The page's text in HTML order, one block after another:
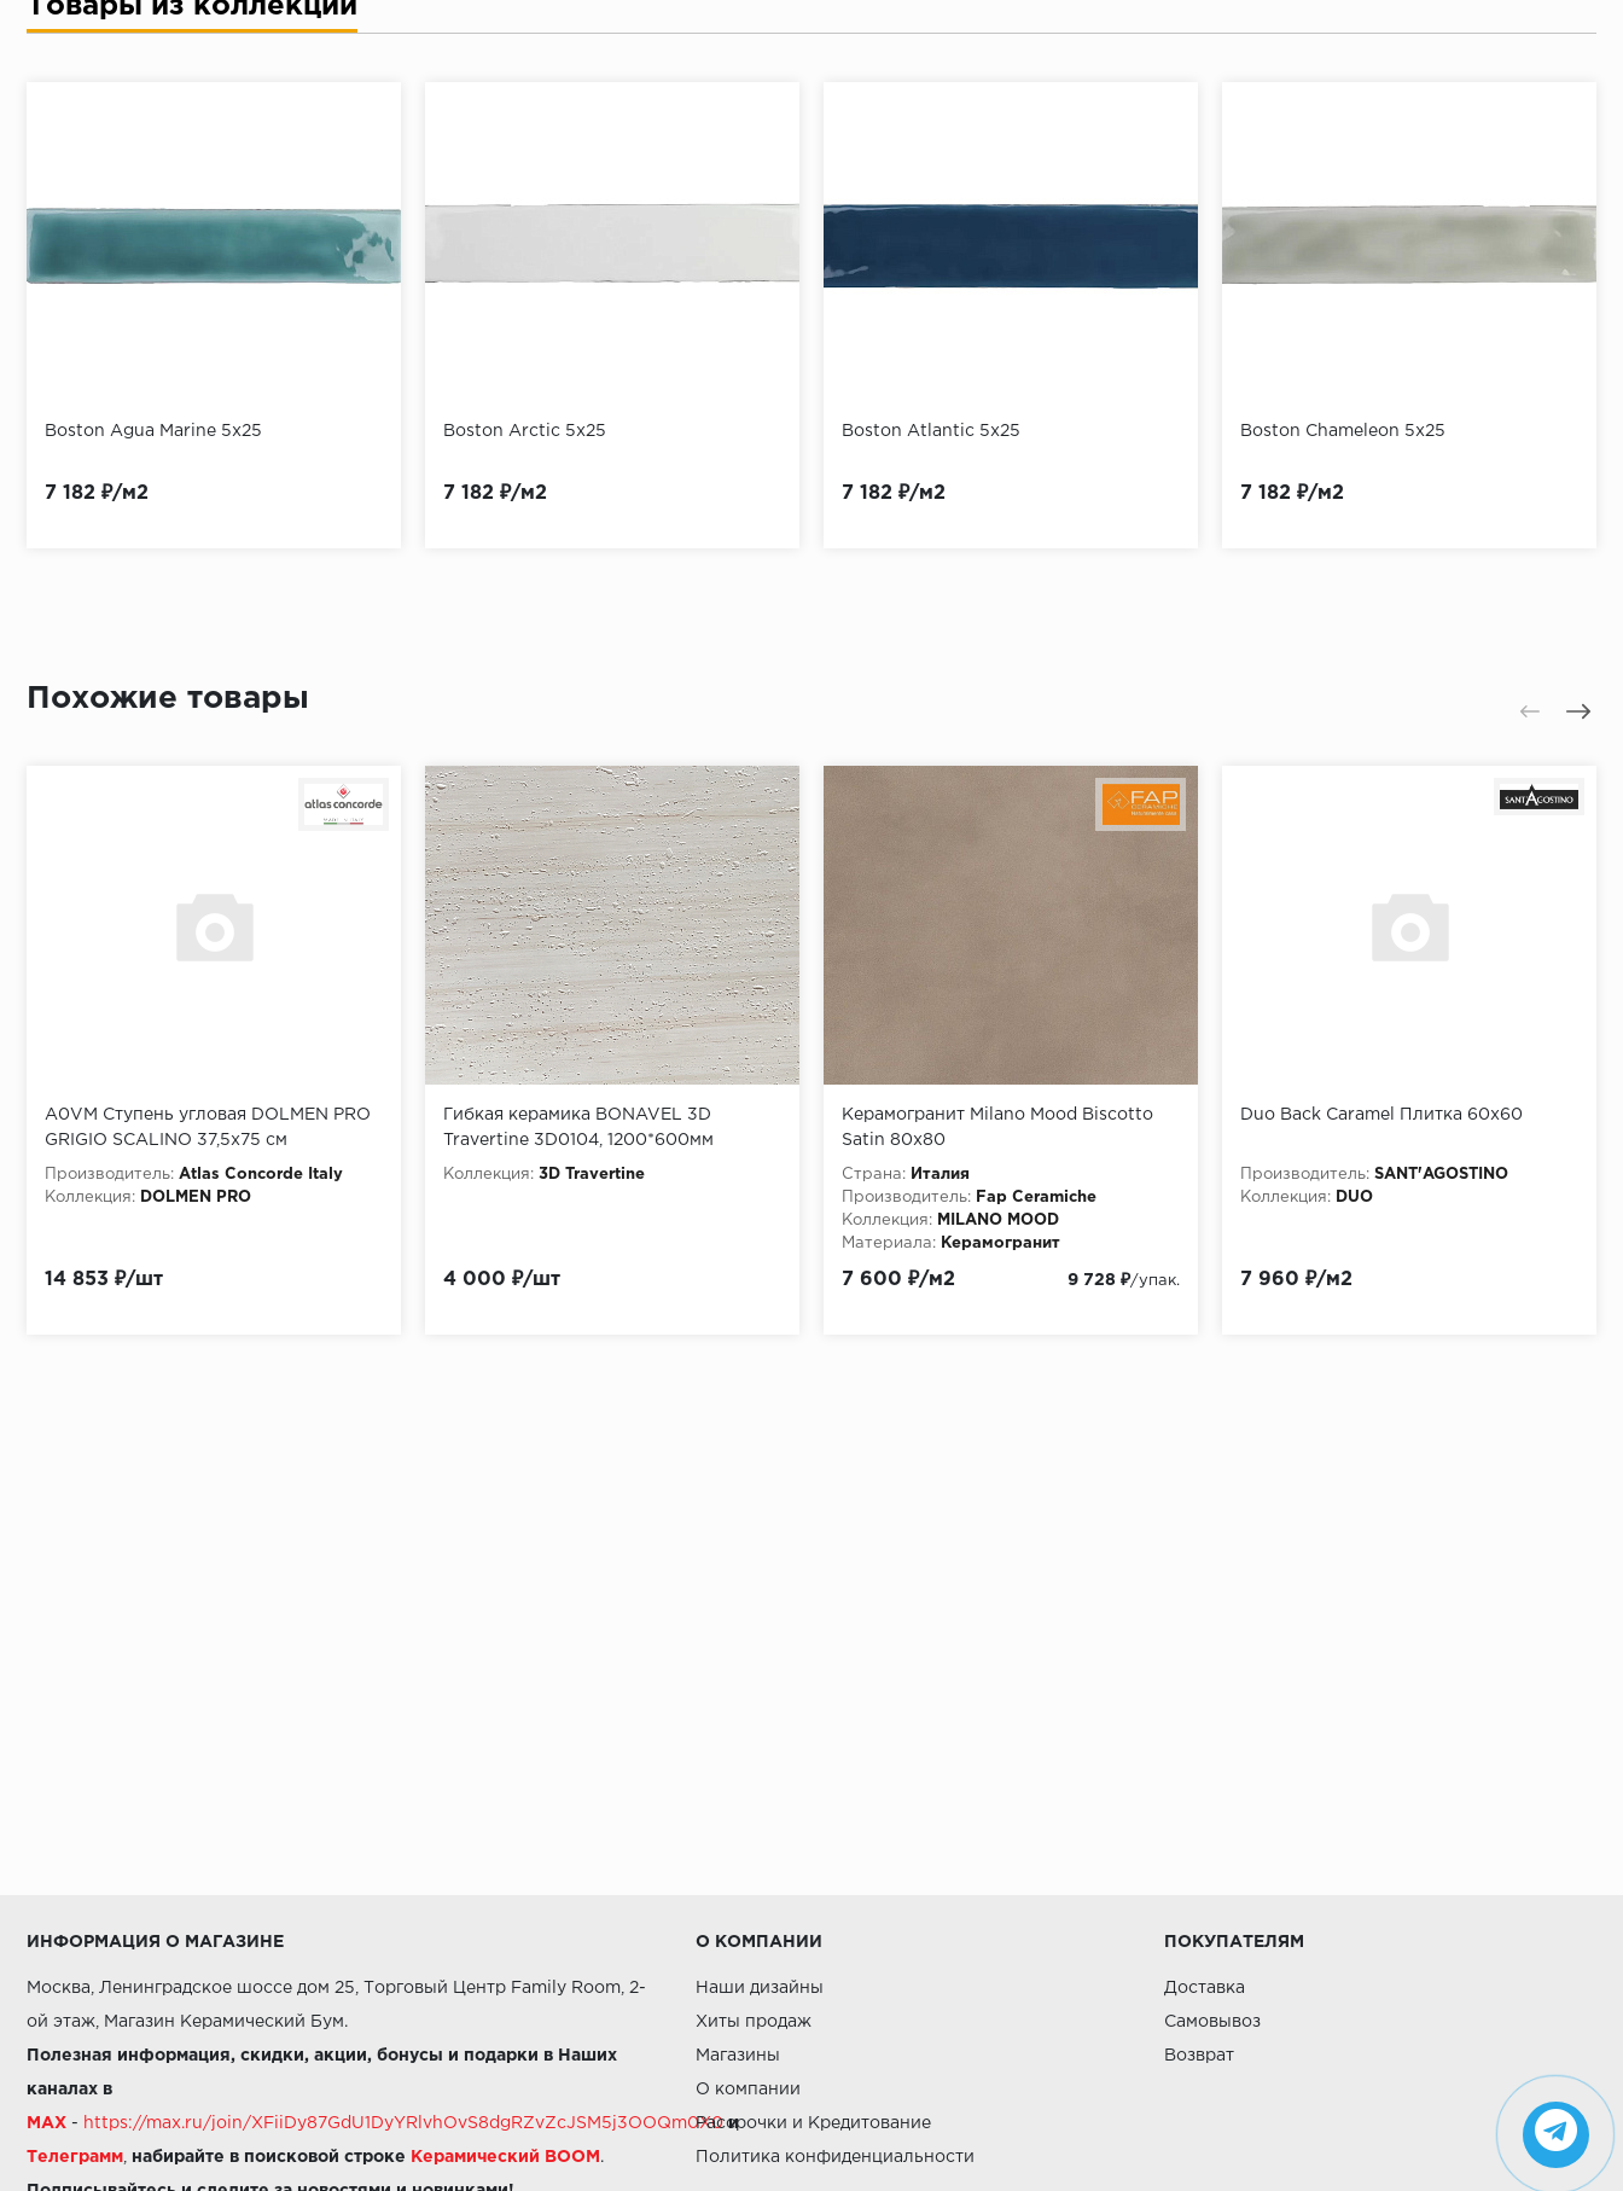
Товары из коллекции
Boston Agua Marine 5x25
7 182 ₽/м2
Boston Arctic 5x25
7 182 ₽/м2
Boston Atlantic 5x25
7 182 ₽/м2
Boston Chameleon 5x25
7 182 ₽/м2
Похожие товары
A0VM Ступень угловая DOLMEN PRO
GRIGIO SCALINO 37,5x75 см
Производитель: Atlas Concorde Italy
Коллекция:
DOLMEN PRO
14 853 ₽/шт
Гибкая керамика BONAVEL 3D
Travertine 3D0104, 1200*600мм
Коллекция: 3D Travertine
4 000 ₽/шт
Керамогранит Milano Mood Biscotto
Satin 80x80
Страна:
Италия
Производитель:
Fap Ceramiche
Коллекция:
MILANO MOOD
Материала:
Керамогранит
7 600 ₽/м2 9 728 ₽/упак.
Duo Back Caramel Плитка 60x60
Производитель: SANT'AGOSTINO
Коллекция:
DUO
7 960 ₽/м2
ИНФОРМАЦИЯ О МАГАЗИНЕ
Москва, Ленинградское шоссе дом 25, Торговый Центр Family Room, 2-
ой этаж, Магазин Керамический Бум.
Полезная информация, скидки, акции, бонусы и подарки в Наших
каналах в
MAX - https://max.ru/join/XFiiDy87GdU1DyYRlvhOvS8dgRZvZcJSM5j3OOQm0X0 и
Телеграмм набирайте в поисковой строке Керамический BOOM .
О КОМПАНИИ
Наши дизайны
Хиты продаж
Магазины
О компании
Рассрочки и Кредитование
Политика конфиденциальности
ПОКУПАТЕЛЯМ
Доставка
Самовывоз
Возврат